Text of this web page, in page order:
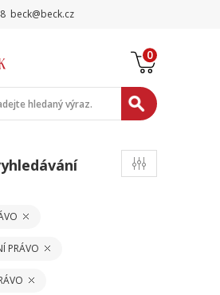
beck@beck.cz
0
PRÁVO